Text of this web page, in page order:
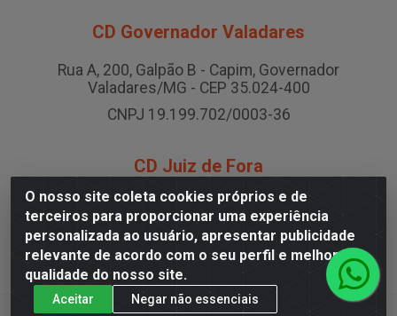
O nosso site coleta cookies próprios e de
terceiros para proporcionar uma experiência
personalizada ao usuário, apresentar publicidade
relevante de acordo com o seu perfil e melhorar a
qualidade do nosso site.
Aceitar Negar não essenciais
CD Governador Valadares
Rua A, 200, Galpão B - Capim, Governador
Valadares/MG - CEP 35.024-400
CNPJ 19.199.702/0003-36
CD Juiz de Fora
Rodovia BR-040 , Nº 0, Área B2 Condominio Brasil LOG
- São Pedro, Juiz de Fora/MG
CNPJ 19.199.702/0005-06